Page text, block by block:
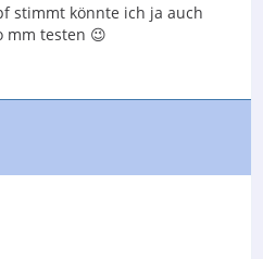
stimmt könnte ich ja auch
mm testen 😉